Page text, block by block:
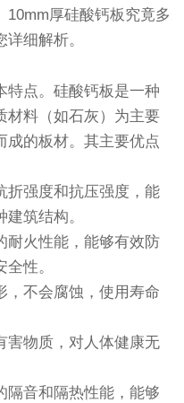
10mm厚硅酸钙板究竟多
细解析。
特点。硅酸钙板是一种
材料（如石灰）为主要
成的板材。其主要优点
折强度和抗压强度，能
筑结构。
耐火性能，能够有效防
性。
，不会腐蚀，使用寿命
害物质，对人体健康无
隔音和隔热性能，能够